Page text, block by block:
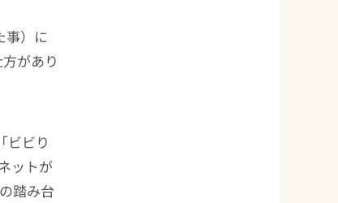
事）に
があり
ビビり
ットが
踏み台